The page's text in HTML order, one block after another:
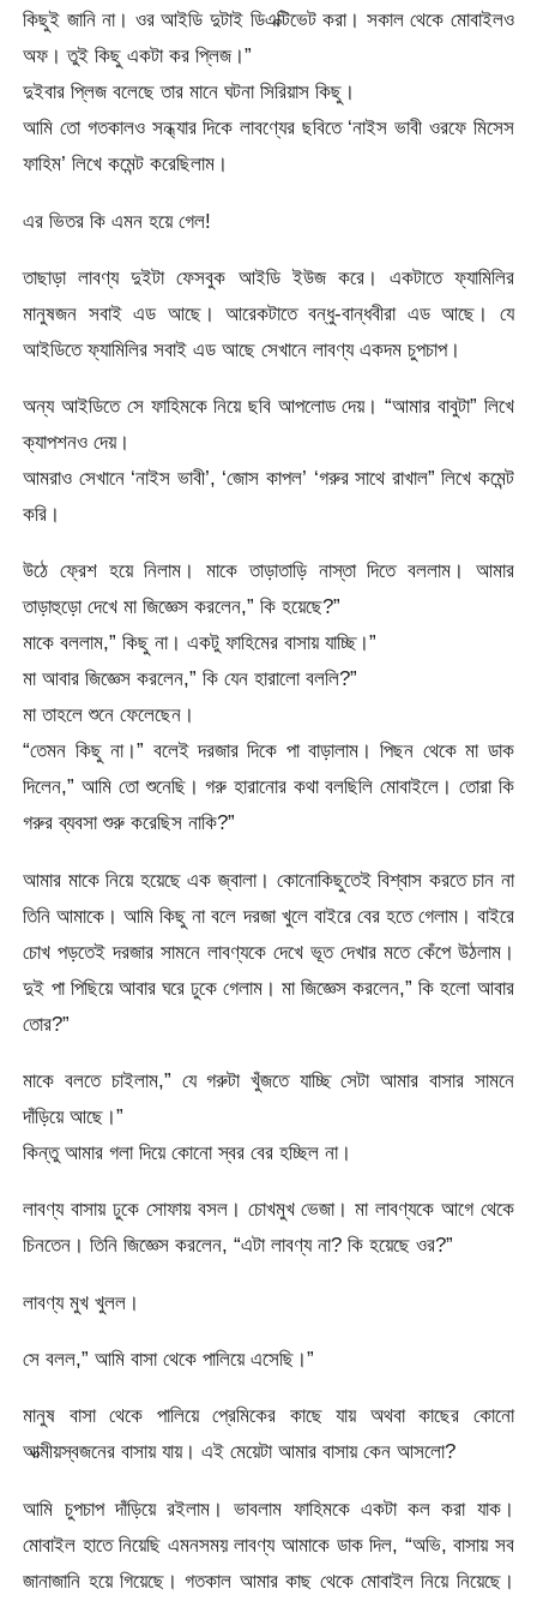
কিছুই জানি না। ওর আইডি দুটাই ডিএক্টিভেট করা। সকাল থেকে মোবাইলও
অফ। তুই কিছু একটা কর প্লিজ।”
দুইবার প্লিজ বলেছে তার মানে ঘটনা সিরিয়াস কিছু।
আমি তো গতকালও সন্ধ্যার দিকে লাবণ্যের ছবিতে ‘নাইস ভাবী ওরফে মিসেস
ফাহিম’ লিখে কমেন্ট করেছিলাম।
এর ভিতর কি এমন হয়ে গেল!
তাছাড়া লাবণ্য দুইটা ফেসবুক আইডি ইউজ করে। একটাতে ফ্যামিলির
মানুষজন সবাই এড আছে। আরেকটাতে বন্ধু-বান্ধবীরা এড আছে। যে
আইডিতে ফ্যামিলির সবাই এড আছে সেখানে লাবণ্য একদম চুপচাপ।
অন্য আইডিতে সে ফাহিমকে নিয়ে ছবি আপলোড দেয়। “আমার বাবুটা” লিখে
ক্যাপশনও দেয়।
আমরাও সেখানে ‘নাইস ভাবী’, ‘জোস কাপল’ ‘গরুর সাথে রাখাল” লিখে কমেন্ট
করি।
উঠে ফ্রেশ হয়ে নিলাম। মাকে তাড়াতাড়ি নাস্তা দিতে বললাম। আমার
তাড়াহুড়ো দেখে মা জিজ্ঞেস করলেন,” কি হয়েছে?”
মাকে বললাম,” কিছু না। একটু ফাহিমের বাসায় যাচ্ছি।”
মা আবার জিজ্ঞেস করলেন,” কি যেন হারালো বললি?”
মা তাহলে শুনে ফেলেছেন।
“তেমন কিছু না।” বলেই দরজার দিকে পা বাড়ালাম। পিছন থেকে মা ডাক
দিলেন,” আমি তো শুনেছি। গরু হারানোর কথা বলছিলি মোবাইলে। তোরা কি
গরুর ব্যবসা শুরু করেছিস নাকি?”
আমার মাকে নিয়ে হয়েছে এক জ্বালা। কোনোকিছুতেই বিশ্বাস করতে চান না
তিনি আমাকে। আমি কিছু না বলে দরজা খুলে বাইরে বের হতে গেলাম। বাইরে
চোখ পড়তেই দরজার সামনে লাবণ্যকে দেখে ভূত দেখার মতে কেঁপে উঠলাম।
দুই পা পিছিয়ে আবার ঘরে ঢুকে গেলাম। মা জিজ্ঞেস করলেন,” কি হলো আবার
তোর?”
মাকে বলতে চাইলাম,” যে গরুটা খুঁজতে যাচ্ছি সেটা আমার বাসার সামনে
দাঁড়িয়ে আছে।”
কিন্তু আমার গলা দিয়ে কোনো স্বর বের হচ্ছিল না।
লাবণ্য বাসায় ঢুকে সোফায় বসল। চোখমুখ ভেজা। মা লাবণ্যকে আগে থেকে
চিনতেন। তিনি জিজ্ঞেস করলেন, “এটা লাবণ্য না? কি হয়েছে ওর?”
লাবণ্য মুখ খুলল।
সে বলল,” আমি বাসা থেকে পালিয়ে এসেছি।”
মানুষ বাসা থেকে পালিয়ে প্রেমিকের কাছে যায় অথবা কাছের কোনো
আত্মীয়স্বজনের বাসায় যায়। এই মেয়েটা আমার বাসায় কেন আসলো?
আমি চুপচাপ দাঁড়িয়ে রইলাম। ভাবলাম ফাহিমকে একটা কল করা যাক।
মোবাইল হাতে নিয়েছি এমনসময় লাবণ্য আমাকে ডাক দিল, “অভি, বাসায় সব
জানাজানি হয়ে গিয়েছে। গতকাল আমার কাছ থেকে মোবাইল নিয়ে নিয়েছে।